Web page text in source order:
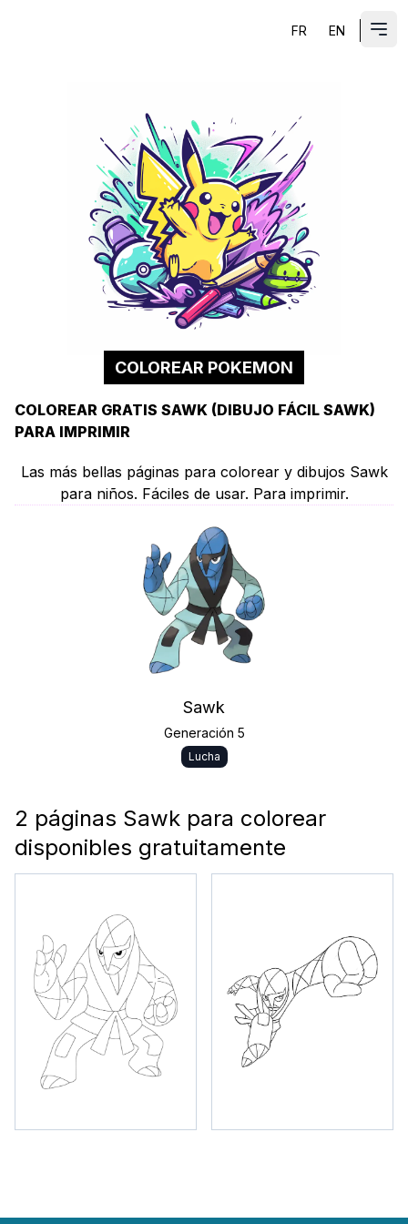
FR EN ES
COLOREAR POKEMON
COLOREAR GRATIS SAWK (DIBUJO FÁCIL SAWK)
PARA IMPRIMIR
Las más bellas páginas para colorear y dibujos Sawk
para niños. Fáciles de usar. Para imprimir.
Sawk
Generación 5
Lucha
2 páginas Sawk para colorear
disponibles gratuitamente